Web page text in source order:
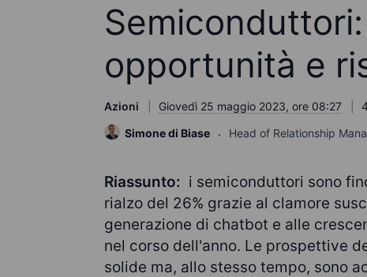
opportunità e
Azioni Giovedì 25 maggio 2023, ore 08:27
Simone di Biase
Head of Relationship
Riassunto: i semiconduttori sono
rialzo del 26% grazie al clamore
generazione di chatbot e alle
nel corso dell'anno. Le prospettive
solide ma, allo stesso tempo, sono